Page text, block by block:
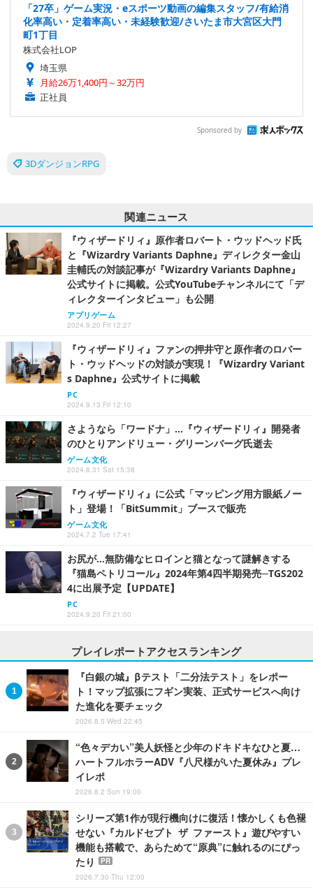
「27卒」ゲーム実況・eスポーツ動画の編集スタッフ/有給消
化率高い・定着率高い・未経験歓迎/さいたま市大宮区大門
町1丁目
株式会社LOP
埼玉県
月給26万1,400円～32万円
正社員
Sponsored by
3DダンジョンRPG
関連ニュース
『ウィザードリィ』原作者ロバート・ウッドヘッド氏
と『Wizardry Variants Daphne』ディレクター金山
圭輔氏の対談記事が『Wizardry Variants Daphne』
公式サイトに掲載。公式YouTubeチャンネルにて「デ
ィレクターインタビュー」も公開
アプリゲーム
2024.9.20 Fri 12:27
『ウィザードリィ』ファンの押井守と原作者のロバー
ト・ウッドヘッドの対談が実現！『Wizardry Variant
s Daphne』公式サイトに掲載
PC
2024.9.13 Fri 12:10
さようなら「ワードナ」…『ウィザードリィ』開発者
のひとりアンドリュー・グリーンバーグ氏逝去
ゲーム文化
2024.8.31 Sat 15:38
『ウィザードリィ』に公式「マッピング用方眼紙ノー
ト」登場！「BitSummit」ブースで販売
ゲーム文化
2024.7.2 Tue 17:41
お尻が…無防備なヒロインと猫となって謎解きする
『猫島ペトリコール』2024年第4四半期発売─TGS202
4に出展予定【UPDATE】
PC
2024.9.20 Fri 21:00
プレイレポートアクセスランキング
『白銀の城』βテスト「二分法テスト」をレポー
ト！マップ拡張にフギン実装、正式サービスへ向け
た進化を要チェック
2026.8.5 Wed 22:45
“色々デカい”美人妖怪と少年のドキドキなひと夏…
ハートフルホラーADV『八尺様がいた夏休み』プレ
イレポ
2026.8.2 Sun 19:00
シリーズ第1作が現行機向けに復活！懐かしくも色褪
せない『カルドセプト ザ ファースト』遊びやすい
機能も搭載で、あらためて“原典”に触れるのにぴっ
たり
PR
2026.7.30 Thu 12:00